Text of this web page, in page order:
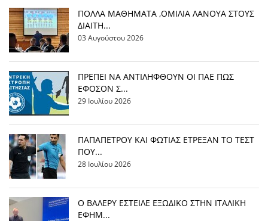
ΠΟΛΛΑ ΜΑΘΗΜΑΤΑ ,ΟΜΙΛΙΑ ΛΑΝΟΥΑ ΣΤΟΥΣ
ΔΙΑΙΤΗ...
03 Αυγούστου 2026
ΠΡΕΠΕΙ ΝΑ ΑΝΤΙΛΗΦΘΟΥΝ ΟΙ ΠΑΕ ΠΩΣ
ΕΦΟΣΟΝ Σ...
29 Ιουλίου 2026
ΠΑΠΑΠΕΤΡΟΥ ΚΑΙ ΦΩΤΙΑΣ ΕΤΡΕΞΑΝ ΤΟ ΤΕΣΤ
ΠΟΥ...
28 Ιουλίου 2026
Ο ΒΑΛΕΡΥ ΕΣΤΕΙΛΕ ΕΞΩΔΙΚΟ ΣΤΗΝ ΙΤΑΛΙΚΗ
ΕΦΗΜ...